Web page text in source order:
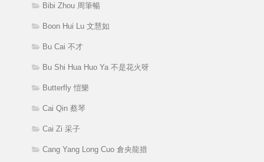
Bibi Zhou 周筆暢
Boon Hui Lu 文慧如
Bu Cai 不才
Bu Shi Hua Huo Ya 不是花火呀
Butterfly 愷樂
Cai Qin 蔡琴
Cai Zi 采子
Cang Yang Long Cuo 倉央龍措